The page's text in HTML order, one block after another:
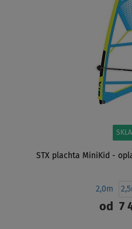
STX plachta MiniKid -
2,0m
od 7